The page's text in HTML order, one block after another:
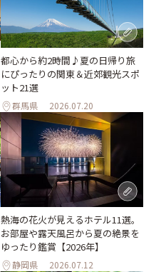
都心から約2時間♪夏の日帰り旅
にぴったりの関東＆近郊観光スポ
ット21選
群馬県 2026.07.20
熱海の花火が見えるホテル11選。
お部屋や露天風呂から夏の絶景を
ゆったり鑑賞【2026年】
静岡県 2026.07.12